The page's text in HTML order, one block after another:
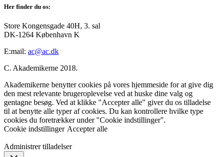
Her finder du os:
Store Kongensgade 40H, 3. sal
DK-1264 København K
E:mail: ac@ac.dk
C. Akademikerne 2018.
Akademikerne benytter cookies på vores hjemmeside for at give dig
den mest relevante brugeroplevelse ved at huske dine valg og
gentagne besøg. Ved at klikke "Accepter alle" giver du os tilladelse
til at benytte alle typer af cookies. Du kan kontrollere hvilke type
cookies du foretrækker under "Cookie indstillinger".
Cookie indstillinger Accepter alle
Administrer tilladelser